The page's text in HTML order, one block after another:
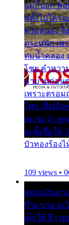
แม่ก็บอก พ่อ
พลั้งไปใครจ
ตามสนอง จึ
ตระหนัก เพ
ตมน้ำคลอง
โชย คำหวา
มาบานก่อน
เพราะตรอ
โศก เสียเถิ
เขาจะว่า ลู
จะตั้งชื่อให้
บัวทองร้องไ
109 views •
พ่อส่งเงินส
บ๊าย บาย จะ
เด็กใต้ ลีวา